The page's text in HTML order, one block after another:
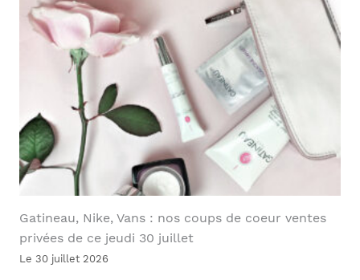
Gatineau, Nike, Vans : nos coups de coeur ventes
privées de ce jeudi 30 juillet
Le 30 juillet 2026